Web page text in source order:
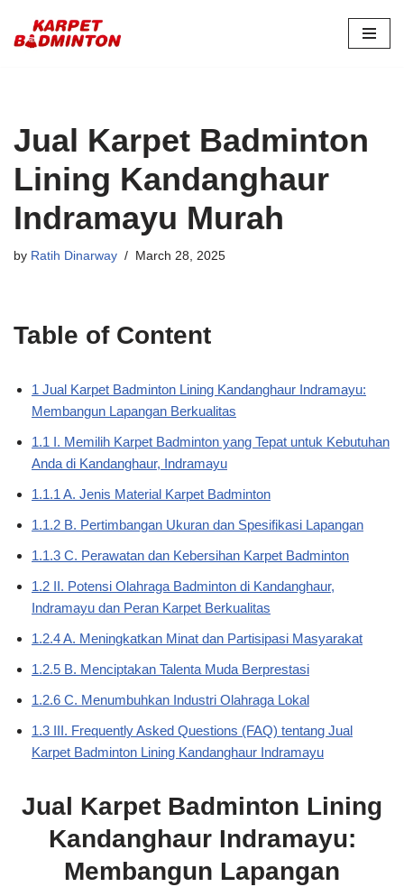
Skip
Jual Karpet Badminton
Lining Kandanghaur
Indramayu Murah
by Ratih Dinarway March 28, 2025
Table of Content
1 Jual Karpet Badminton Lining Kandanghaur Indramayu:
Membangun Lapangan Berkualitas
1.1 I. Memilih Karpet Badminton yang Tepat untuk Kebutuhan
Anda di Kandanghaur, Indramayu
1.1.1 A. Jenis Material Karpet Badminton
1.1.2 B. Pertimbangan Ukuran dan Spesifikasi Lapangan
1.1.3 C. Perawatan dan Kebersihan Karpet Badminton
1.2 II. Potensi Olahraga Badminton di Kandanghaur,
Indramayu dan Peran Karpet Berkualitas
1.2.4 A. Meningkatkan Minat dan Partisipasi Masyarakat
1.2.5 B. Menciptakan Talenta Muda Berprestasi
1.2.6 C. Menumbuhkan Industri Olahraga Lokal
1.3 III. Frequently Asked Questions (FAQ) tentang Jual
Karpet Badminton Lining Kandanghaur Indramayu
Jual Karpet Badminton Lining
Kandanghaur Indramayu:
Membangun Lapangan